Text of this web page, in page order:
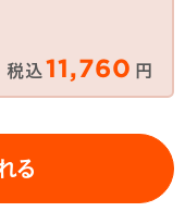
税込11,760 円